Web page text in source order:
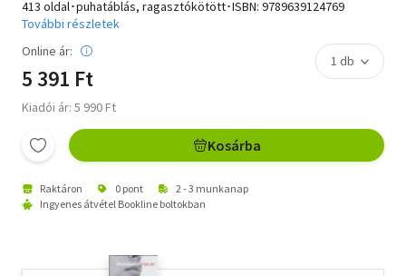
413 oldal･puhatáblás, ragasztókötött･ISBN: 9789639124769
További részletek
Online ár:
5 391 Ft
Kiadói ár: 5 990 Ft
Kosárba
Raktáron 0 pont
2 - 3 munkanap
Ingyenes átvétel Bookline boltokban